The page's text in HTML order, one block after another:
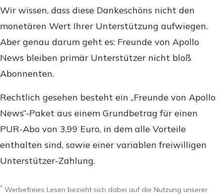
Wir wissen, dass diese Dankeschöns nicht den
monetären Wert Ihrer Unterstützung aufwiegen.
Aber genau darum geht es: Freunde von Apollo
News bleiben primär Unterstützer nicht bloß
Abonnenten.
Rechtlich gesehen besteht ein „Freunde von Apollo
News“-Paket aus einem Grundbetrag für einen
PUR-Abo von 3,99 Euro, in dem alle Vorteile
enthalten sind, sowie einer variablen freiwilligen
Unterstützer-Zahlung.
* Werbefreies Lesen bezieht sich dabei auf die Nutzung unserer